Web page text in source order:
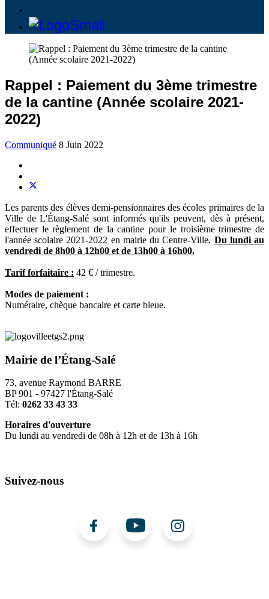
Rappel : Paiement du 3ème trimestre
de la cantine (Année scolaire 2021-
2022)
Communiqué 8 Juin 2022
Les parents des élèves demi-pensionnaires des écoles primaires de la
Ville de L'Étang-Salé sont informés qu'ils peuvent, dès à présent,
effectuer le règlement de la cantine pour le troisième trimestre de
l'année scolaire 2021-2022 en mairie du Centre-Ville. Du lundi au
vendredi de 8h00 à 12h00 et de 13h00 à 16h00.
Tarif forfaitaire : 42 € / trimestre.
Modes de paiement :
Numéraire, chèque bancaire et carte bleue.
Mairie de l’Étang-Salé
73, avenue Raymond BARRE
BP 901 - 97427 l'Étang-Salé
Tél: 0262 33 43 33
Horaires d'ouverture
Du lundi au vendredi de 08h à 12h et de 13h à 16h
Suivez-nous